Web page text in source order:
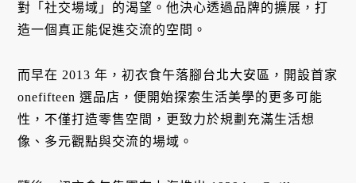
對「社交場域」的渴望。他決心透過品牌的擴展，打
造一個真正能促進交流的空間。
而早在 2013 年，初衣食午落腳台北大安區，開設首家
onefifteen 選品店，便開始探索生活美學的更多可能
性，不僅打造零售空間，更致力於規劃充滿生活想
像、多元觀點與交流的場域。